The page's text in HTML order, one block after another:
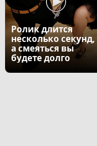
Ролик длится
несколько секунд,
а смеяться вы
будете долго